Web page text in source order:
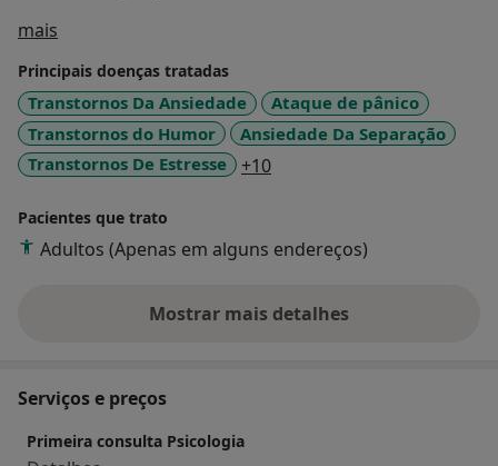
mais
Principais doenças tratadas
Transtornos Da Ansiedade
Ataque de pânico
Transtornos do Humor
Ansiedade Da Separação
Transtornos De Estresse
+10a11y_sr_more_diseases
Pacientes que trato
Adultos (Apenas em alguns endereços)
Mostrar mais detalhes
sobre a experiência
Serviços e preços
Primeira consulta Psicologia